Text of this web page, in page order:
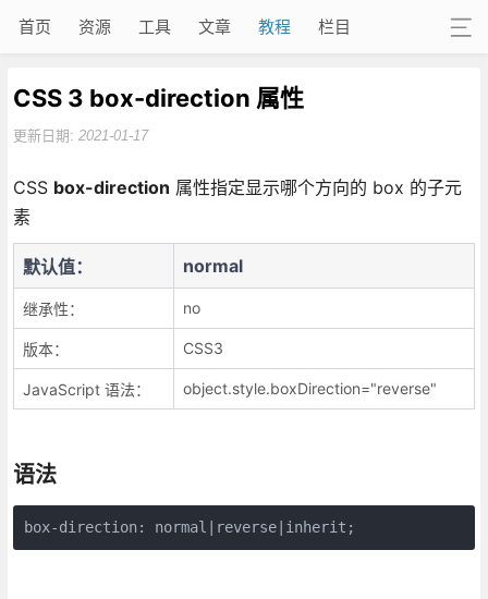
首页 资源 工具 文章 教程 栏目
CSS 3 box-direction 属性
更新日期: 2021-01-17
CSS box-direction 属性指定显示哪个方向的 box 的子元
素
默认值： normal
继承性： no
版本： CSS3
JavaScript 语法： object.style.boxDirection="reverse"
语法
box-direction: normal|reverse|inherit;